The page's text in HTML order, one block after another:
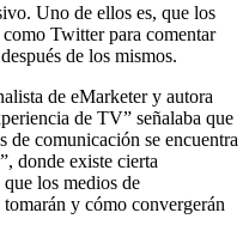
Uno de ellos es, que los
Twitter para comentar
de los mismos.
de eMarketer y autora
de TV” señalaba que
de comunicación se encuentra
donde existe cierta
los medios de
y cómo convergerán